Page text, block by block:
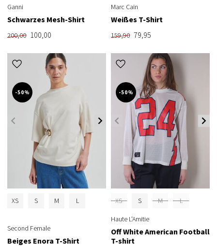
Ganni
Schwarzes Mesh-Shirt
200,00 100,00
Marc Cain
Weißes T-Shirt
159,90 79,95
-50%
XS S M L
Second Female
Beiges Enora T-Shirt
-50%
XS S M L
Haute L'Amitie
Off White American Football
T-shirt